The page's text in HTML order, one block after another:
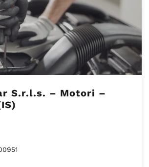
S.r.l.s. – Motori –